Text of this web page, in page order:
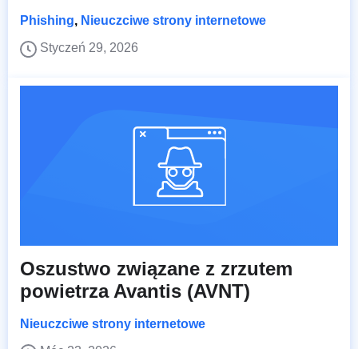
Phishing, Nieuczciwe strony internetowe
Styczeń 29, 2026
Oszustwo związane z zrzutem
powietrza Avantis (AVNT)
Nieuczciwe strony internetowe